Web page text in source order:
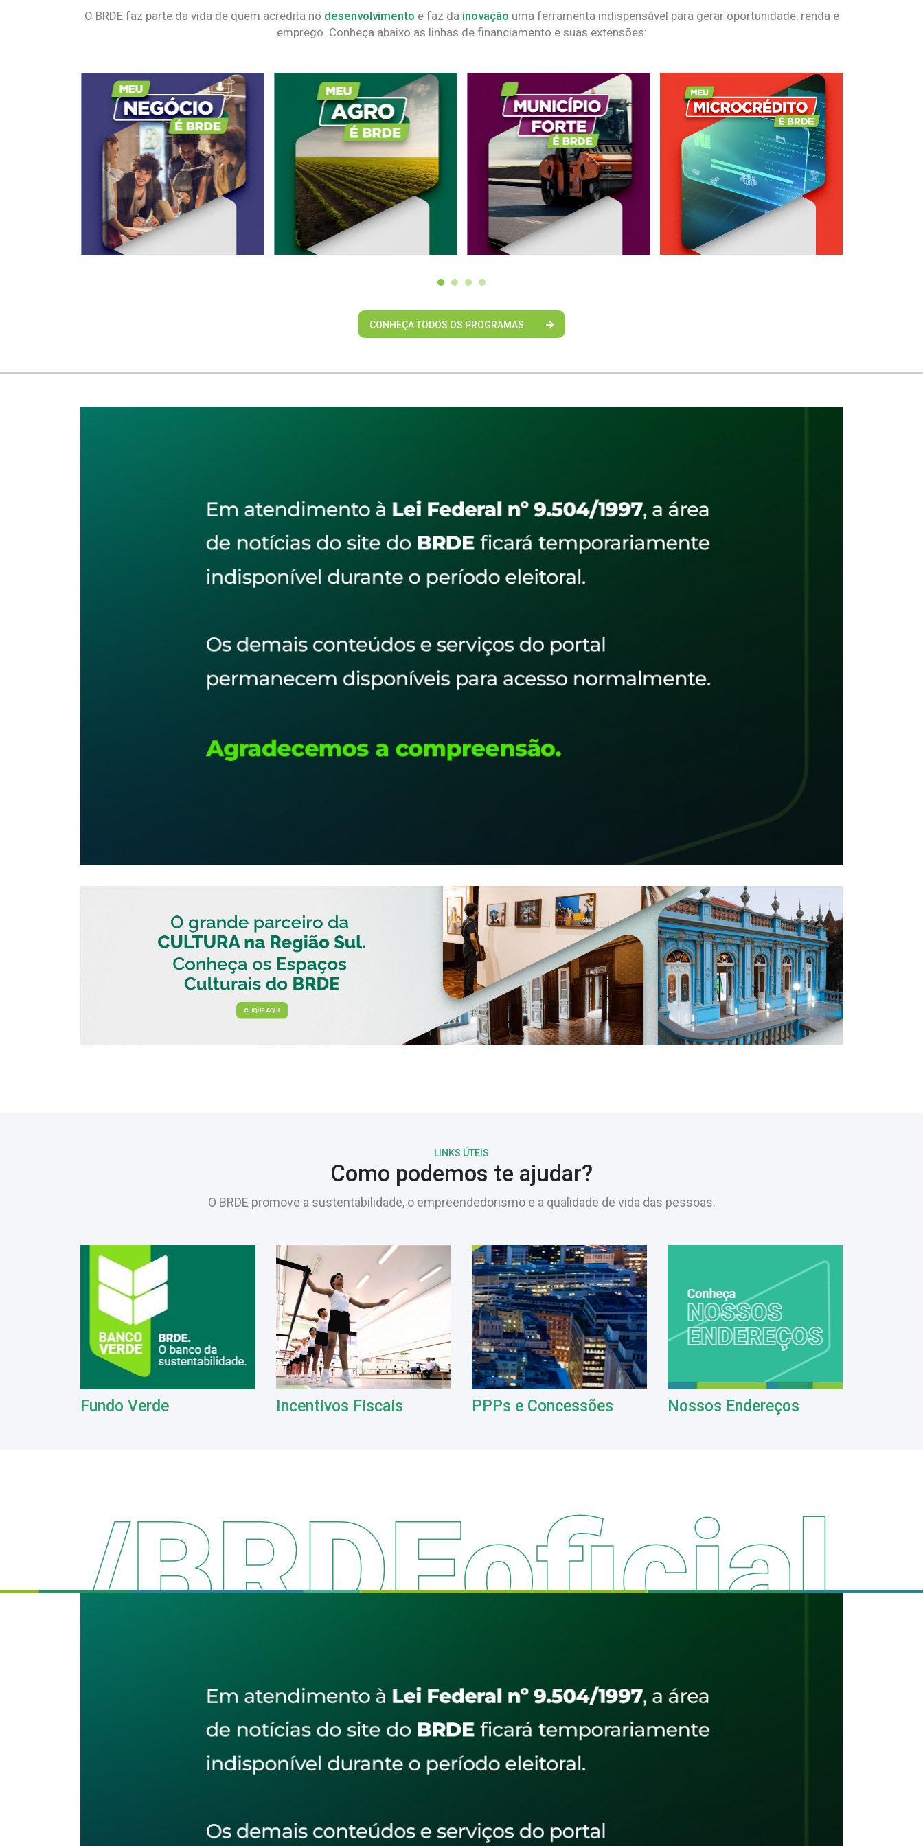
O BRDE faz parte da vida de quem acredita no desenvolvimento e faz da inovação uma ferramenta indispensável para gerar oportunidade, renda e
emprego. Conheça abaixo as linhas de financiamento e suas extensões:
CONHEÇA TODOS OS PROGRAMAS
LINKS ÚTEIS
Como podemos te ajudar?
O BRDE promove a sustentabilidade, o empreendedorismo e a qualidade de vida das pessoas.
Fundo Verde Incentivos Fiscais PPPs e Concessões Nossos Endereços